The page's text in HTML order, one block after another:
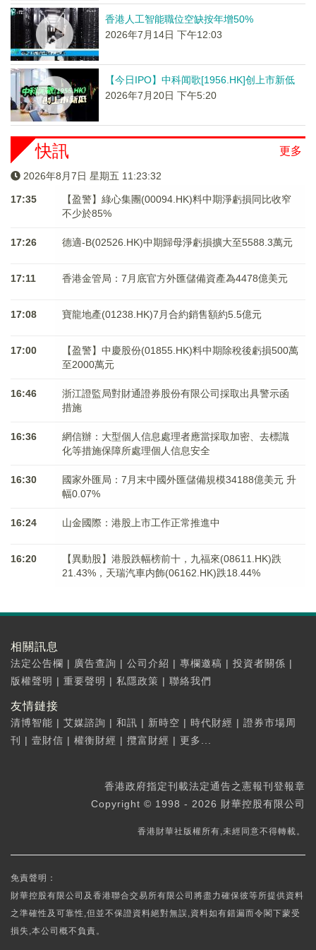
香港人工智能職位空缺按年增50%
2026年7月14日 下午12:03
【今日IPO】中科闻歌[1956.HK]创上市新低
2026年7月20日 下午5:20
更多
快訊
2026年8月7日 星期五 11:23:32
17:35
【盈警】綠心集團(00094.HK)料中期淨虧損同比收窄
不少於85%
17:26 德適-B(02526.HK)中期歸母淨虧損擴大至5588.3萬元
17:11 香港金管局：7月底官方外匯儲備資產為4478億美元
17:08 寶龍地產(01238.HK)7月合約銷售額約5.5億元
17:00
【盈警】中慶股份(01855.HK)料中期除稅後虧損500萬
至2000萬元
16:46
浙江證監局對財通證券股份有限公司採取出具警示函
措施
16:36
網信辦：大型個人信息處理者應當採取加密、去標識
化等措施保障所處理個人信息安全
16:30
國家外匯局：7月末中國外匯儲備規模34188億美元 升
幅0.07%
16:24 山金國際：港股上市工作正常推進中
16:20
【異動股】港股跌幅榜前十，九福來(08611.HK)跌
21.43%，天瑞汽車内飾(06162.HK)跌18.44%
相關訊息
法定公告欄 | 廣告查詢 | 公司介紹 | 專欄邀稿 | 投資者關係 |
版權聲明 | 重要聲明 | 私隱政策 | 聯絡我們
友情鏈接
清博智能 | 艾媒諮詢 | 和訊 | 新時空 | 時代財經 | 證券市場周
刊
| 壹財信 | 權衡財經 | 攬富財經 | 更多...
香港政府指定刊載法定通告之憲報刊登報章
Copyright © 1998 - 2026 財華控股有限公司
香港財華社版權所有,未經同意不得轉載。
免責聲明：
財華控股有限公司及香港聯合交易所有限公司將盡力確保彼等所提供資料
之準確性及可靠性,但並不保證資料絕對無誤,資料如有錯漏而令閣下蒙受
損失,本公司概不負責。